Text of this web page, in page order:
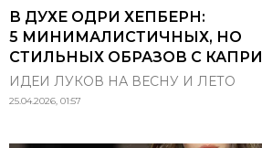
В ДУХЕ ОДРИ ХЕПБЕРН:
5 МИНИМАЛИСТИЧНЫХ, НО
СТИЛЬНЫХ ОБРАЗОВ С КАПРИ
ИДЕИ ЛУКОВ НА ВЕСНУ И ЛЕТО
25.04.2026, 01:57